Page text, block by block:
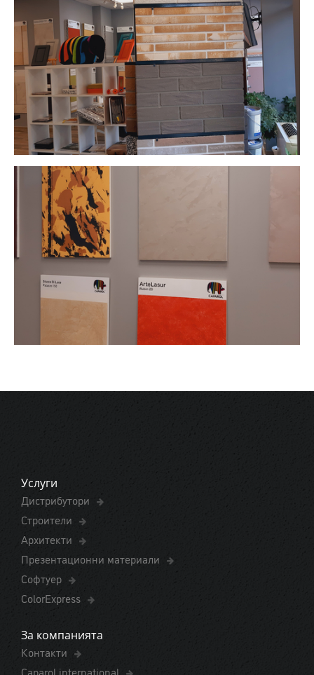
Услуги
Дистрибутори
Строители
Архитекти
Презентационни материали
Софтуер
ColorExpress
За компанията
Контакти
Caparol international